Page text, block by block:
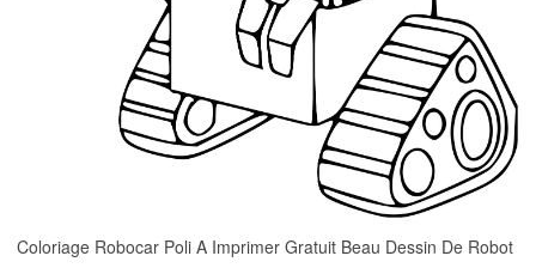
Coloriage Robocar Poli A Imprimer Gratuit Beau Dessin De Robot